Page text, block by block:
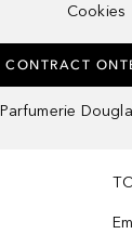
Cookies
CONTRACT
Parfumerie